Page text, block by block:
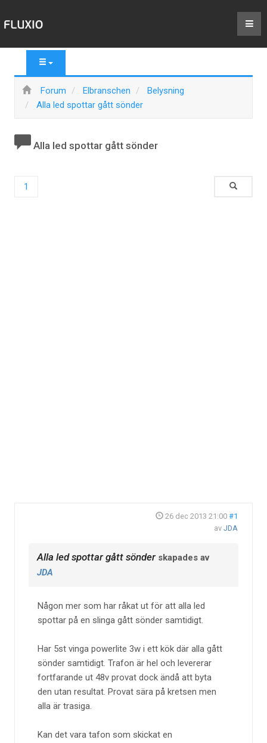
Forum Elbranschen
Belysning
Alla led spottar gått sönder
Alla led spottar gått sönder
1
26 dec 2013 21:00 #1
av JDA
Alla led spottar gått sönderskapades av
JDA
Någon mer som har råkat ut för att alla led
spottar på en slinga gått sönder samtidigt.
Har 5st vinga powerlite 3w i ett kök där alla gått
sönder samtidigt. Trafon är hel och levererar
fortfarande ut 48v provat dock ändå att byta
den utan resultat. Provat sära på kretsen men
alla är trasiga.
Kan det vara tafon som skickat en